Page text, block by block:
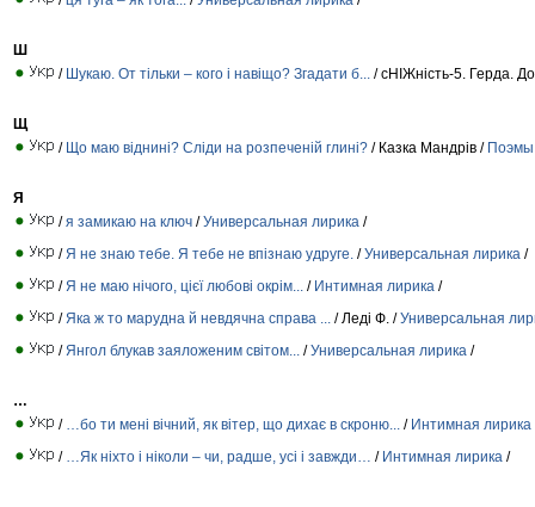
Ш
/ Шукаю. От тільки – кого і навіщо? Згадати б... / сНІЖність-5. Герда.
Щ
/ Що маю віднині? Сліди на розпеченій глині? / Казка Мандрів / Поэмы
Я
/я замикаю на ключ /Универсальная лирика /
/ Я не знаю тебе. Я тебе не впізнаю удруге. /Универсальная лирика /
/ Я не маю нічого, цієї любові окрім... / Интимная лирика /
/ Яка ж то марудна й невдячна справа ... / Леді Ф. /Универсальная
/ Янгол блукав заяложеним світом... /Универсальная лирика /
…
/
…бо ти мені вічний, як вітер, що дихає в скроню... / Интимная лирика
/
…Як ніхто і ніколи – чи, радше, усі і завжди… / Интимная лирика /